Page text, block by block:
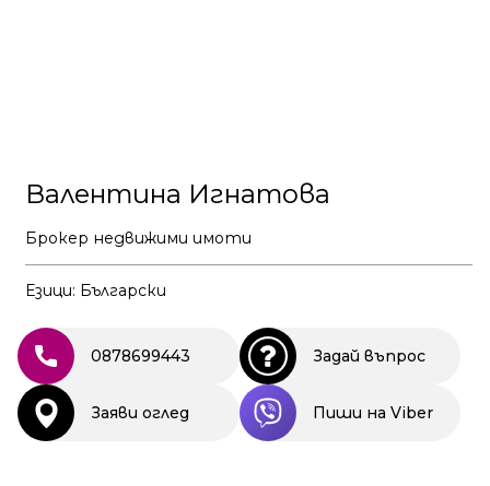
Валентина Игнатова
Брокер недвижими имоти
Езици: Български
0878699443 Задай въпрос
Заяви оглед Пиши на Viber